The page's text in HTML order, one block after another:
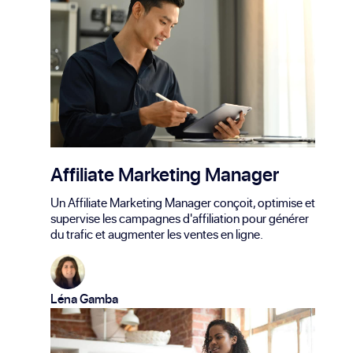
Affiliate Marketing Manager
Un Affiliate Marketing Manager conçoit, optimise et
supervise les campagnes d'affiliation pour générer
du trafic et augmenter les ventes en ligne.
Léna Gamba